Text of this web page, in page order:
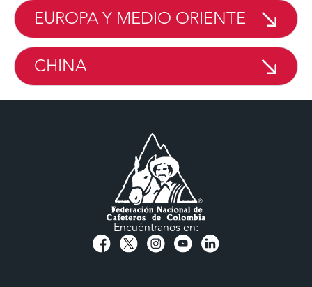
EUROPA Y MEDIO ORIENTE
CHINA
Encuéntranos en: